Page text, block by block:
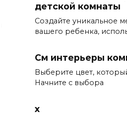
детской комнаты
Создайте уникальное
вашего ребенка,
См интерьеры
Выберите цвет,
Начните с выбора
x